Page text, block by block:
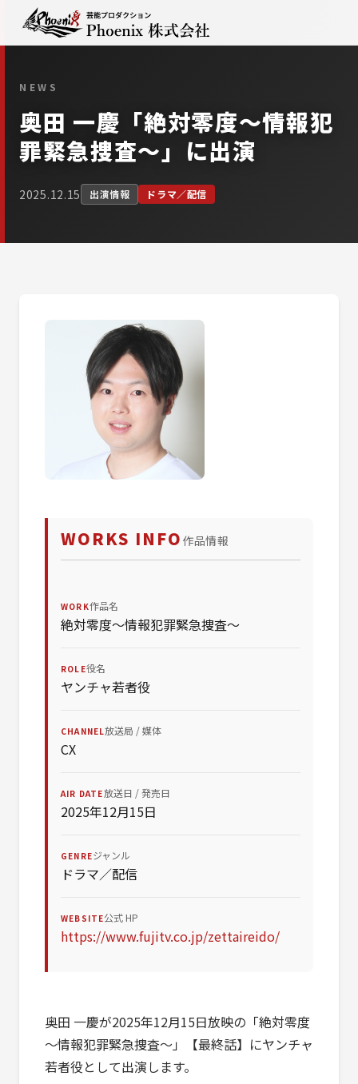
NEWS
奥田 一慶「絶対零度～情報犯
罪緊急捜査～」に出演
2025.12.15 出演情報 ドラマ／配信
WORKS INFO 作品情報
WORK作品名
絶対零度～情報犯罪緊急捜査～
ROLE役名
ヤンチャ若者役
CHANNEL放送局 / 媒体
CX
AIR DATE放送日 / 発売日
2025年12月15日
GENREジャンル
ドラマ／配信
WEBSITE公式 HP
https://www.fujitv.co.jp/zettaireido/
奥田 一慶が2025年12月15日放映の「絶対零度
～情報犯罪緊急捜査～」【最終話】にヤンチャ
若者役として出演します。